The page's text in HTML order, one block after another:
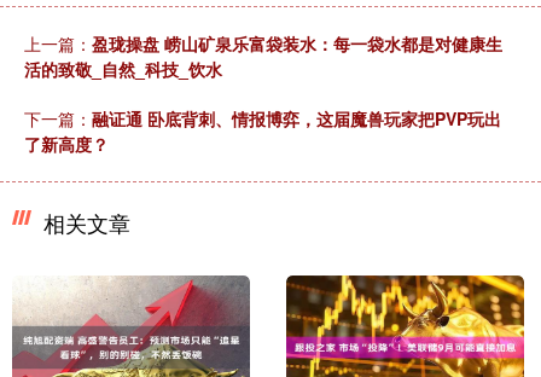
上一篇： 盈珑操盘 崂山矿泉乐富袋装水：每一袋水都是对健康生
活的致敬_自然_科技_饮水
下一篇： 融证通 卧底背刺、情报博弈，这届魔兽玩家把PVP玩出
了新高度？
相关文章